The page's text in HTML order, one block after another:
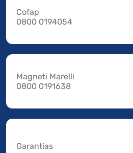
Cofap
0800 0194054
Magneti Marelli
0800 0191638
Garantias